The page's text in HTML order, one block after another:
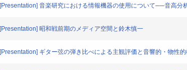
[Presentation] 音楽研究における情報機器の使用について──音高分
[Presentation] 昭和戦前期のメディア空間と鈴木慎一
[Presentation] ギター弦の弾き比べによる主観評価と音響的・物性